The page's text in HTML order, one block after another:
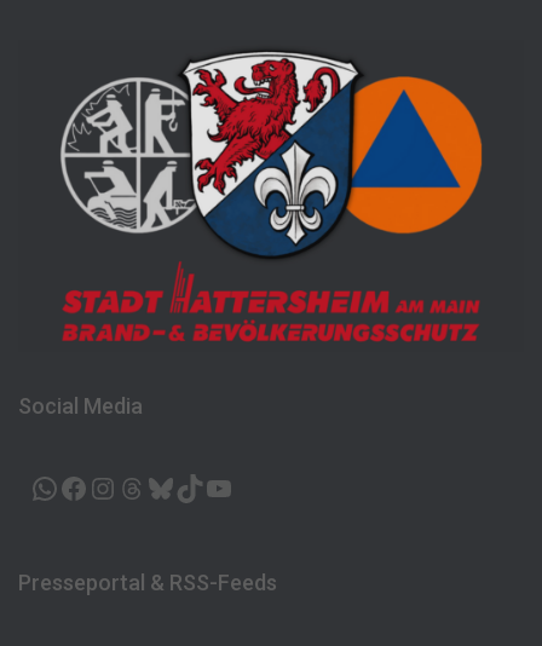
Social Media
WHATSAPP FACEBOOK INSTAGRAM THREADS BLUESKY TIKTOK
Presseportal & RSS-Feeds